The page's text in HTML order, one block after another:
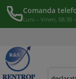
Comanda
Luni – Vineri, 08:30